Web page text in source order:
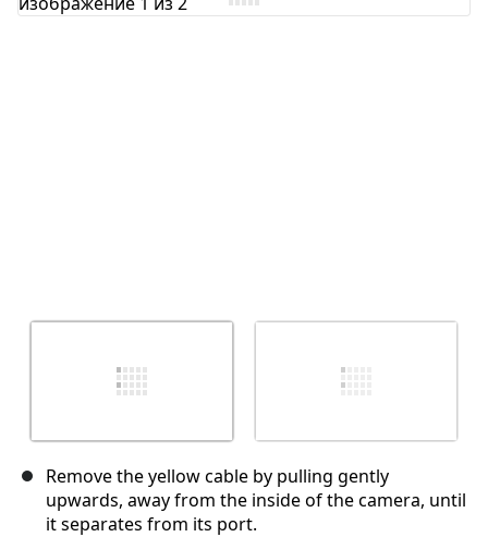
Remove the yellow cable by pulling gently
upwards, away from the inside of the camera, until
it separates from its port.